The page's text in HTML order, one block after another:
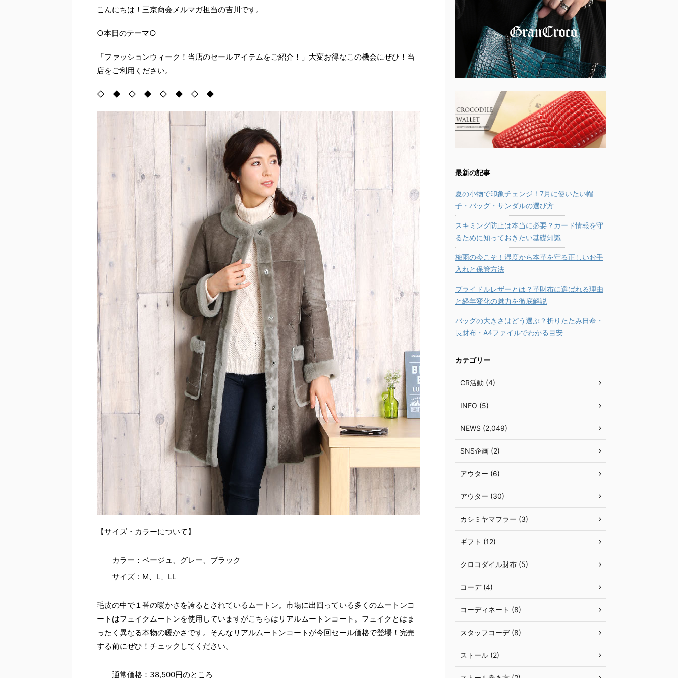
こんにちは！三京商会メルマガ担当の吉川です。
○本日のテーマ○
「ファッションウィーク！当店のセールアイテムをご紹介！」大変お得なこの機会にぜひ！当
店をご利用ください。
◇ ◆ ◇ ◆ ◇ ◆ ◇ ◆
【サイズ・カラーについて】
カラー：ベージュ、グレー、ブラック
サイズ：M、L、LL
毛皮の中で１番の暖かさを誇るとされているムートン。市場に出回っている多くのムートンコ
ートはフェイクムートンを使用していますがこちらはリアルムートンコート。フェイクとはま
ったく異なる本物の暖かさです。そんなリアルムートンコートが今回セール価格で登場！完売
する前にぜひ！チェックしてください。
通常価格：38,500円のところ
最新の記事
夏の小物で印象チェンジ！7月に使いたい帽
子・バッグ・サンダルの選び方
スキミング防止は本当に必要？カード情報を守
るために知っておきたい基礎知識
梅雨の今こそ！湿度から本革を守る正しいお手
入れと保管方法
ブライドルレザーとは？革財布に選ばれる理由
と経年変化の魅力を徹底解説
バッグの大きさはどう選ぶ？折りたたみ日傘・
長財布・A4ファイルでわかる目安
カテゴリー
CR活動 (4)
INFO (5)
NEWS (2,049)
SNS企画 (2)
アウター (6)
アウター (30)
カシミヤマフラー (3)
ギフト (12)
クロコダイル財布 (5)
コーデ (4)
コーディネート (8)
スタッフコーデ (8)
ストール (2)